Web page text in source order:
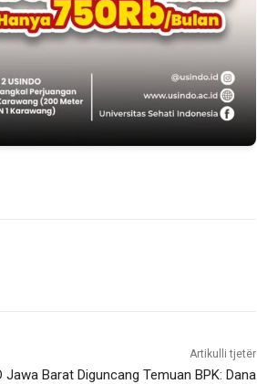
Artikulli tjetër
Jawa Barat Diguncang Temuan BPK: Dana